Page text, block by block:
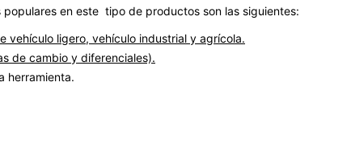
populares en este tipo de productos son las siguientes:
vehículo ligero, vehículo industrial y agrícola.
de cambio y diferenciales).
herramienta.